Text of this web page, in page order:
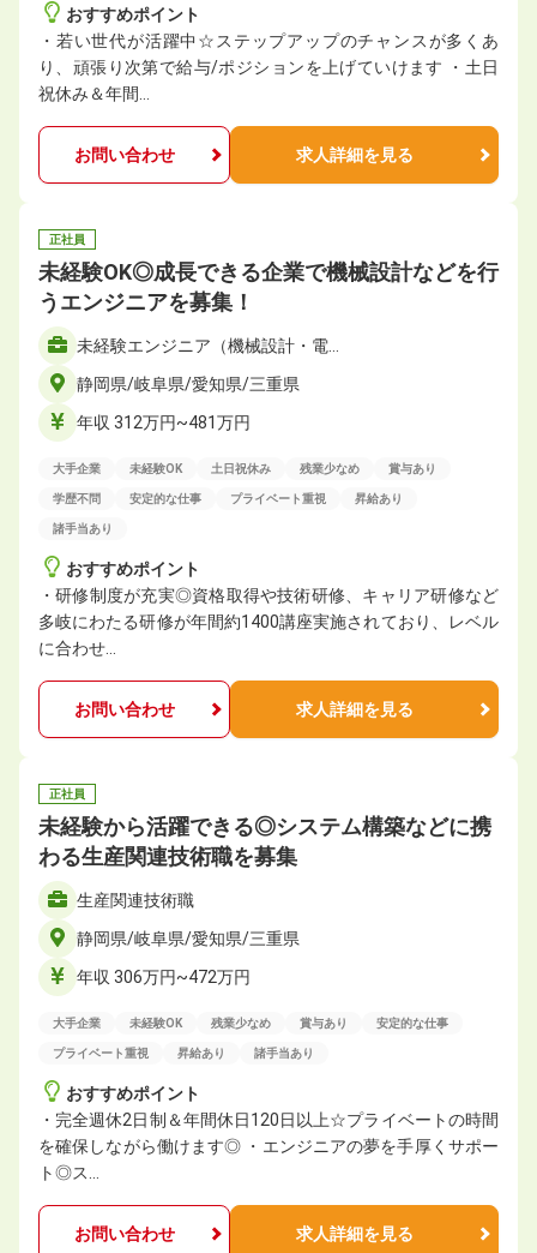
おすすめポイント
・若い世代が活躍中☆ステップアップのチャンスが多くあ
り、頑張り次第で給与/ポジションを上げていけます ・土日
祝休み＆年間…
お問い合わせ 求人詳細を見る
正社員
未経験OK◎成長できる企業で機械設計などを行
うエンジニアを募集！
未経験エンジニア（機械設計・電…
静岡県/岐阜県/愛知県/三重県
年収 312万円~481万円
大手企業 未経験OK 土日祝休み 残業少なめ 賞与あり
学歴不問 安定的な仕事 プライベート重視 昇給あり
諸手当あり
おすすめポイント
・研修制度が充実◎資格取得や技術研修、キャリア研修など
多岐にわたる研修が年間約1400講座実施されており、レベル
に合わせ…
お問い合わせ 求人詳細を見る
正社員
未経験から活躍できる◎システム構築などに携
わる生産関連技術職を募集
生産関連技術職
静岡県/岐阜県/愛知県/三重県
年収 306万円~472万円
大手企業 未経験OK 残業少なめ 賞与あり 安定的な仕事
プライベート重視 昇給あり 諸手当あり
おすすめポイント
・完全週休2日制＆年間休⽇120日以上☆プライベートの時間
を確保しながら働けます◎ ・エンジニアの夢を手厚くサポー
ト◎ス…
お問い合わせ 求人詳細を見る